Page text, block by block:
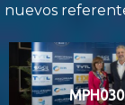
nuevos